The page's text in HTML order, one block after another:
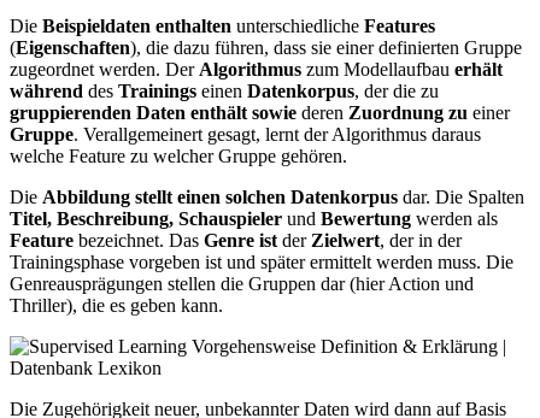
Die Beispieldaten enthalten unterschiedliche Features
(Eigenschaften), die dazu führen, dass sie einer definierten Gruppe
zugeordnet werden. Der Algorithmus zum Modellaufbau erhält
während des Trainings einen Datenkorpus, der die zu
gruppierenden Daten enthält sowie deren Zuordnung zu einer
Gruppe. Verallgemeinert gesagt, lernt der Algorithmus daraus
welche Feature zu welcher Gruppe gehören.
Die Abbildung stellt einen solchen Datenkorpus dar. Die Spalten
Titel, Beschreibung, Schauspieler und Bewertung werden als
Feature bezeichnet. Das Genre ist der Zielwert, der in der
Trainingsphase vorgeben ist und später ermittelt werden muss. Die
Genreausprägungen stellen die Gruppen dar (hier Action und
Thriller), die es geben kann.
Die Zugehörigkeit neuer, unbekannter Daten wird dann auf Basis